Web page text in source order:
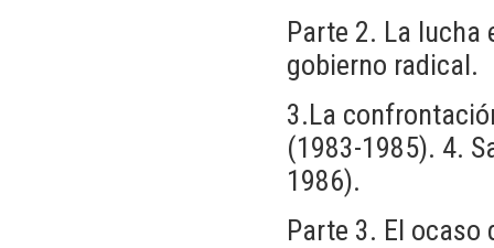
Parte 2. La lucha
gobierno radical.
3.La
(1983-1985). 4.
1986).
Parte 3. El